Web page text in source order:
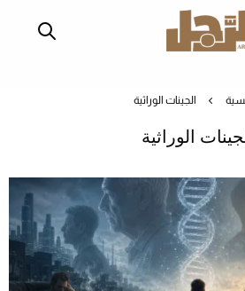
الجينات الوراثية
الوراثية